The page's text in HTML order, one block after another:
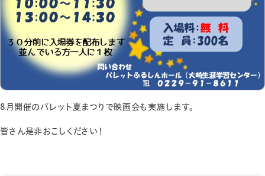
8月開催のパレット夏まつりで映画会も実施します。
皆さん是非おこしください！